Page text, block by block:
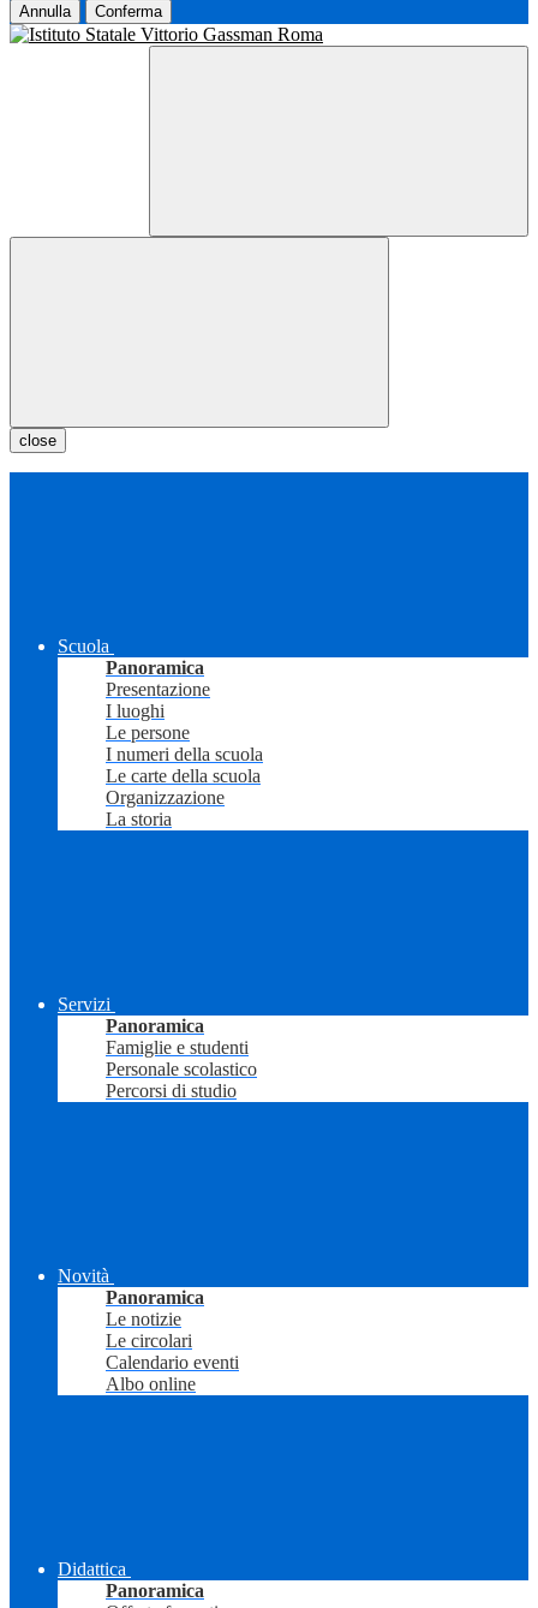
Annulla Conferma
close
Scuola
Panoramica
Presentazione
I luoghi
Le persone
I numeri della scuola
Le carte della scuola
Organizzazione
La storia
Servizi
Panoramica
Famiglie e studenti
Personale scolastico
Percorsi di studio
Novità
Panoramica
Le notizie
Le circolari
Calendario eventi
Albo online
Didattica
Panoramica